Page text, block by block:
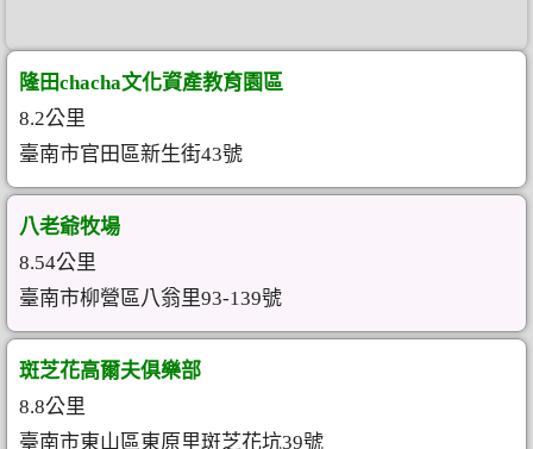
隆田chacha文化資產教育園區
8.2公里
臺南市官田區新生街43號
八老爺牧場
8.54公里
臺南市柳營區八翁里93-139號
斑芝花高爾夫俱樂部
8.8公里
臺南市東山區東原里斑芝花坑39號